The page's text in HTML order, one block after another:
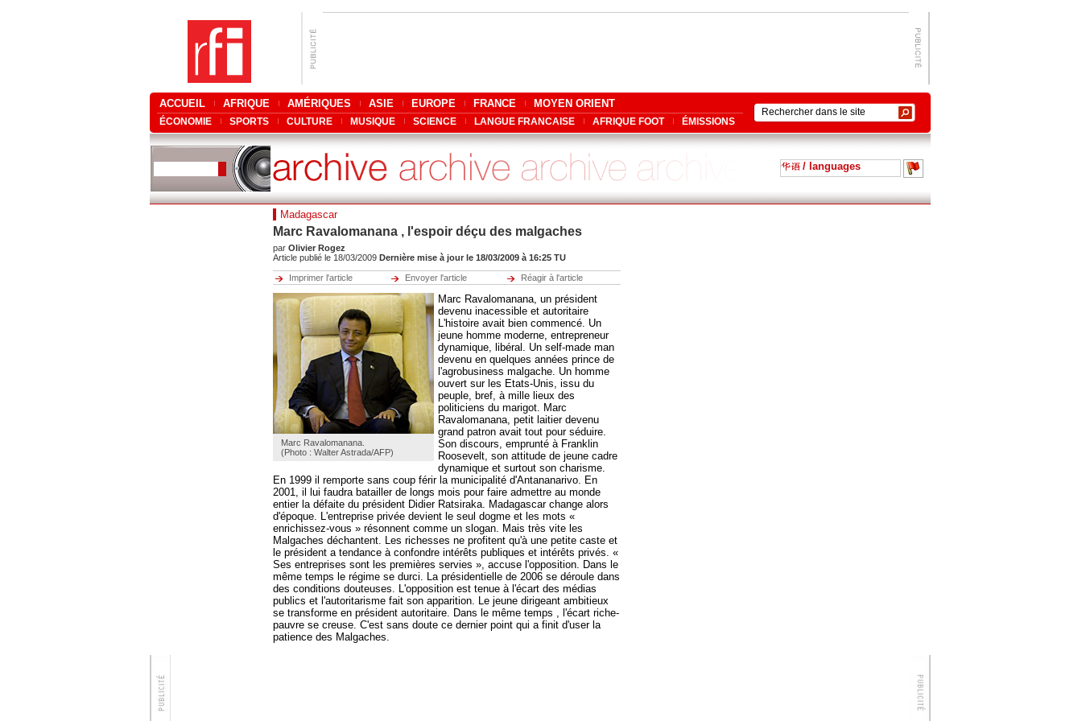
ACCUEIL AFRIQUE AMÉRIQUES ASIE EUROPE FRANCE MOYEN ORIENT
ÉCONOMIE SPORTS CULTURE MUSIQUE SCIENCE LANGUE FRANCAISE AFRIQUE FOOT ÉMISSIONS
/ languages
Madagascar
Marc Ravalomanana , l'espoir déçu des malgaches
par Olivier Rogez
Article publié le 18/03/2009 Dernière mise à jour le 18/03/2009 à 16:25 TU
Imprimer l'article Envoyer l'article Réagir à l'article
Marc Ravalomanana.
(Photo : Walter Astrada/AFP)
Marc Ravalomanana, un président
devenu inacessible et autoritaire
L'histoire avait bien commencé. Un
jeune homme moderne, entrepreneur
dynamique, libéral. Un self-made man
devenu en quelques années prince de
l'agrobusiness malgache. Un homme
ouvert sur les Etats-Unis, issu du
peuple, bref, à mille lieux des
politiciens du marigot. Marc
Ravalomanana, petit laitier devenu
grand patron avait tout pour séduire.
Son discours, emprunté à Franklin
Roosevelt, son attitude de jeune cadre
dynamique et surtout son charisme.
En 1999 il remporte sans coup férir la municipalité d'Antananarivo. En
2001, il lui faudra batailler de longs mois pour faire admettre au monde
entier la défaite du président Didier Ratsiraka. Madagascar change alors
d'époque. L'entreprise privée devient le seul dogme et les mots «
enrichissez-vous » résonnent comme un slogan. Mais très vite les
Malgaches déchantent. Les richesses ne profitent qu'à une petite caste et
le président a tendance à confondre intérêts publiques et intérêts privés. «
Ses entreprises sont les premières servies », accuse l'opposition. Dans le
même temps le régime se durci. La présidentielle de 2006 se déroule dans
des conditions douteuses. L'opposition est tenue à l'écart des médias
publics et l'autoritarisme fait son apparition. Le jeune dirigeant ambitieux
se transforme en président autoritaire. Dans le même temps , l'écart riche-
pauvre se creuse. C'est sans doute ce dernier point qui a finit d'user la
patience des Malgaches.